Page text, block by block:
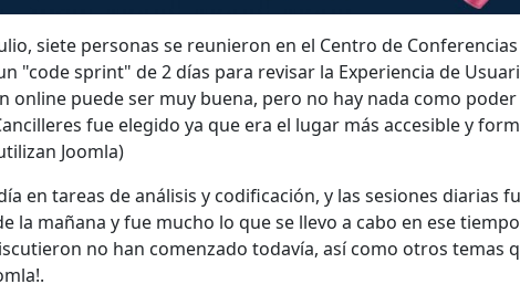
siete personas se reunieron en el Centro de
"code sprint" de2 días para revisar la Experiencia de
online puede ser muy buena, pero no hay nada como poder
fue elegido ya que era el lugar más accesible y
Joomla)
en tareas deanálisis y codificación, y las sesiones diarias
la mañana yfue mucho lo que se llevo a cabo en ese tiempo
no han comenzado todavía, así como otros temas
!.